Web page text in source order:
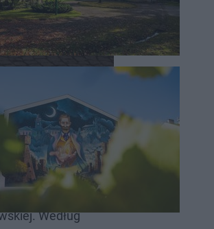
na północnej
Według